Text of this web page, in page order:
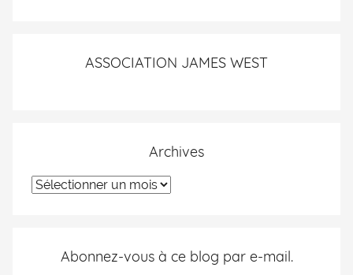
ASSOCIATION JAMES WEST
Archives
Abonnez-vous à ce blog par e-mail.